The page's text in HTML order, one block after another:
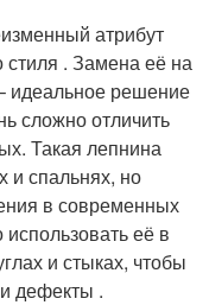
атрибут
стиля . Замена её на
идеальное решение
сложно отличить
Такая лепнина
и спальнях, но
в современных
её в
и стыках, чтобы
дефекты .